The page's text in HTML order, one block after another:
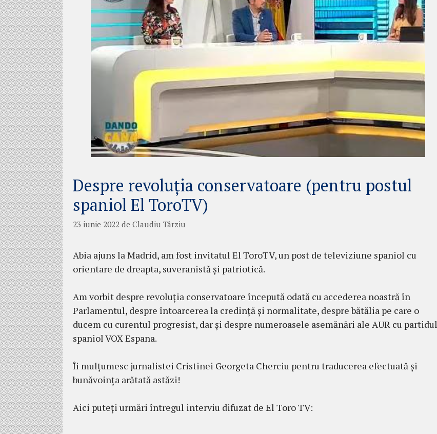
Despre revoluția conservatoare (pentru postul
spaniol El ToroTV)
23 iunie 2022 de Claudiu Târziu
Abia ajuns la Madrid, am fost invitatul El ToroTV, un post de televiziune spaniol cu
orientare de dreapta, suveranistă și patriotică.
Am vorbit despre revoluția conservatoare începută odată cu accederea noastră în
Parlamentul, despre întoarcerea la credință și normalitate, despre bătălia pe care o
ducem cu curentul progresist, dar și despre numeroasele asemănări ale AUR cu partidul
spaniol VOX Espana.
Îi mulțumesc jurnalistei Cristinei Georgeta Cherciu pentru traducerea efectuată și
bunăvoința arătată astăzi!
Aici puteți urmări întregul interviu difuzat de El Toro TV: